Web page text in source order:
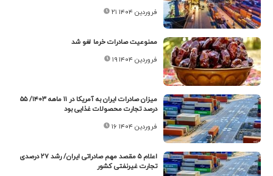
۲۱ فروردین ۱۴۰۴
ممنوعیت صادرات خرما لغو شد
۱۹ فروردین ۱۴۰۴
میزان صادرات ایران به آمریکا در ۱۱ ماهه ۱۴۰۳/ ۵۵
درصد تجارت محصولات غذایی بود
۱۶ فروردین ۱۴۰۴
اعلام ۵ مقصد مهم صادراتی ایران/ رشد ۲۷ درصدی
تجارت غیرنفتی کشور